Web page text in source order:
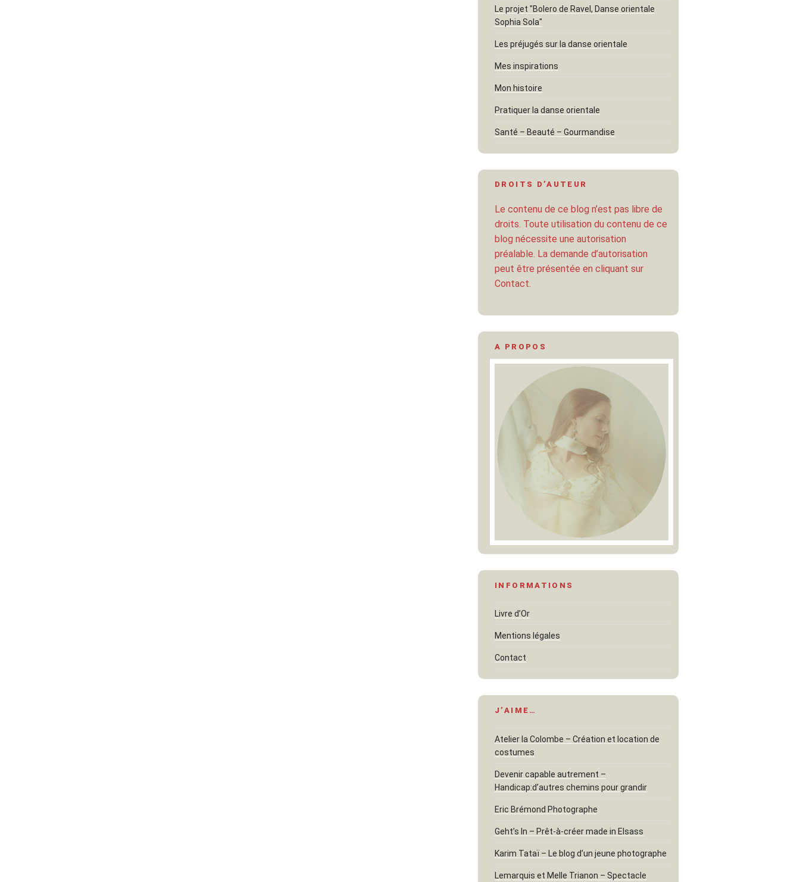
Le projet "Bolero de Ravel, Danse orientale
Sophia Sola"
Les préjugés sur la danse orientale
Mes inspirations
Mon histoire
Pratiquer la danse orientale
Santé – Beauté – Gourmandise
DROITS D’AUTEUR
Le contenu de ce blog n’est pas libre de
droits. Toute utilisation du contenu de ce
blog nécessite une autorisation
préalable. La demande d’autorisation
peut être présentée en cliquant sur
Contact.
A PROPOS
INFORMATIONS
Livre d’Or
Mentions légales
Contact
J’AIME…
Atelier la Colombe – Création et location de
costumes
Devenir capable autrement –
Handicap:d’autres chemins pour grandir
Eric Brémond Photographe
Geht’s In – Prêt-à-créer made in Elsass
Karim Tataï – Le blog d’un jeune photographe
Lemarquis et Melle Trianon – Spectacle